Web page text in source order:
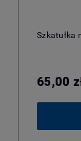
Szkatułka
65,00